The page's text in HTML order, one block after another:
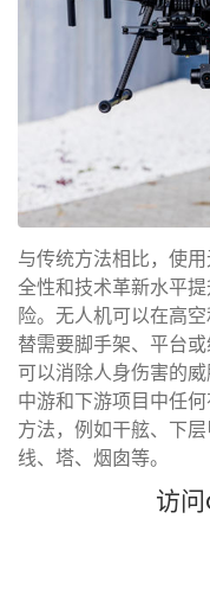
与传统方法相比，使
全性和技术革新水平
险。无人机可以在高
替需要脚手架、平台
可以消除人身伤害的
中游和下游项目中任
方法，例如干舷、下
线、塔、烟囱等。
访